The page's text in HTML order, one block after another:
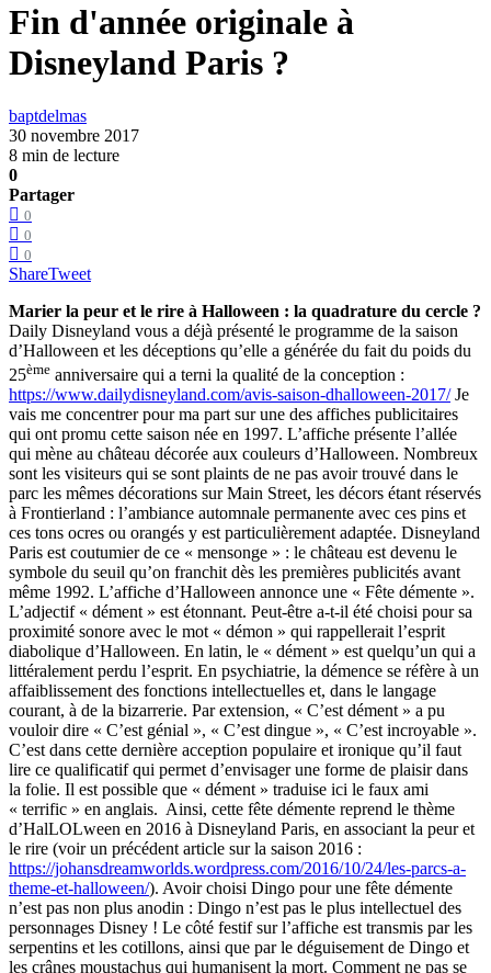
Fin d'année originale à
Disneyland Paris ?
baptdelmas
30 novembre 2017
8 min de lecture
0
Partager
0
0
0
ShareTweet
Marier la peur et le rire à Halloween : la quadrature du cercle ?
Daily Disneyland vous a déjà présenté le programme de la saison
d’Halloween et les déceptions qu’elle a générée du fait du poids du
25ème anniversaire qui a terni la qualité de la conception :
https://www.dailydisneyland.com/avis-saison-dhalloween-2017/Je
vais me concentrer pour ma part sur une des affiches publicitaires
qui ont promu cette saison née en 1997. L’affiche présente l’allée
qui mène au château décorée aux couleurs d’Halloween. Nombreux
sont les visiteurs qui se sont plaints de ne pas avoir trouvé dans le
parc les mêmes décorations sur Main Street, les décors étant réservés
à Frontierland : l’ambiance automnale permanente avec ces pins et
ces tons ocres ou orangés y est particulièrement adaptée. Disneyland
Paris est coutumier de ce « mensonge » : le château est devenu le
symbole du seuil qu’on franchit dès les premières publicités avant
même 1992. L’affiche d’Halloween annonce une « Fête démente ».
L’adjectif « dément » est étonnant. Peut-être a-t-il été choisi pour sa
proximité sonore avec le mot « démon » qui rappellerait l’esprit
diabolique d’Halloween. En latin, le « dément » est quelqu’un qui a
littéralement perdu l’esprit. En psychiatrie, la démence se réfère à un
affaiblissement des fonctions intellectuelles et, dans le langage
courant, à de la bizarrerie. Par extension, « C’est dément » a pu
vouloir dire « C’est génial », « C’est dingue », « C’est incroyable ».
C’est dans cette dernière acception populaire et ironique qu’il faut
lire ce qualificatif qui permet d’envisager une forme de plaisir dans
la folie. Il est possible que « dément » traduise ici le faux ami
« terrific » en anglais. Ainsi, cette fête démente reprend le thème
d’HalLOLween en 2016 à Disneyland Paris, en associant la peur et
le rire (voir un précédent article sur la saison 2016 :
https://johansdreamworlds.wordpress.com/2016/10/24/les-parcs-a-
theme-et-halloween/). Avoir choisi Dingo pour une fête démente
n’est pas non plus anodin : Dingo n’est pas le plus intellectuel des
personnages Disney ! Le côté festif sur l’affiche est transmis par les
serpentins et les cotillons, ainsi que par le déguisement de Dingo et
les crânes moustachus qui humanisent la mort. Comment ne pas se